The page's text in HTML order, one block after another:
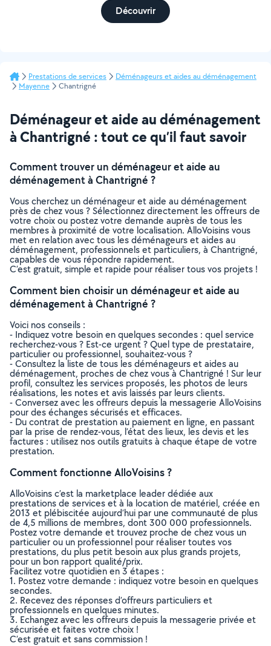
Découvrir
Prestations de services
Déménageurs et aides au déménagement
Mayenne
Chantrigné
Déménageur et aide au déménagement
à Chantrigné : tout ce qu’il faut savoir
Comment trouver un déménageur et aide au
déménagement à Chantrigné ?
Vous cherchez un déménageur et aide au déménagement
près de chez vous ? Sélectionnez directement les offreurs de
votre choix ou postez votre demande auprès de tous les
membres à proximité de votre localisation. AlloVoisins vous
met en relation avec tous les déménageurs et aides au
déménagement, professionnels et particuliers, à Chantrigné,
capables de vous répondre rapidement.
C’est gratuit, simple et rapide pour réaliser tous vos projets !
Comment bien choisir un déménageur et aide au
déménagement à Chantrigné ?
Voici nos conseils :
- Indiquez votre besoin en quelques secondes : quel service
recherchez-vous ? Est-ce urgent ? Quel type de prestataire,
particulier ou professionnel, souhaitez-vous ?
- Consultez la liste de tous les déménageurs et aides au
déménagement, proches de chez vous à Chantrigné ! Sur leur
profil, consultez les services proposés, les photos de leurs
réalisations, les notes et avis laissés par leurs clients.
- Conversez avec les offreurs depuis la messagerie AlloVoisins
pour des échanges sécurisés et efficaces.
- Du contrat de prestation au paiement en ligne, en passant
par la prise de rendez-vous, l’état des lieux, les devis et les
factures : utilisez nos outils gratuits à chaque étape de votre
prestation.
Comment fonctionne AlloVoisins ?
AlloVoisins c’est la marketplace leader dédiée aux
prestations de services et à la location de matériel, créée en
2013 et plébiscitée aujourd’hui par une communauté de plus
de 4,5 millions de membres, dont 300 000 professionnels.
Postez votre demande et trouvez proche de chez vous un
particulier ou un professionnel pour réaliser toutes vos
prestations, du plus petit besoin aux plus grands projets,
pour un bon rapport qualité/prix.
Facilitez votre quotidien en 3 étapes :
1. Postez votre demande : indiquez votre besoin en quelques
secondes.
2. Recevez des réponses d’offreurs particuliers et
professionnels en quelques minutes.
3. Echangez avec les offreurs depuis la messagerie privée et
sécurisée et faites votre choix !
C’est gratuit et sans commission !